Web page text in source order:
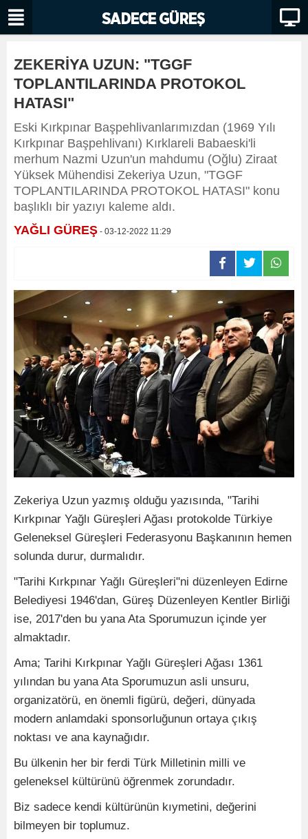
ZEKERİYA UZUN: "TGGF
TOPLANTILARINDA PROTOKOL
HATASI"
Eski Kırkpınar Başpehlivanlarımızdan (1969 Yılı
Kırkpınar Başpehlivanı) Kırklareli Babaeski'li
merhum Nazmi Uzun'un mahdumu (Oğlu) Ziraat
Yüksek Mühendisi Zekeriya Uzun, "TGGF
TOPLANTILARINDA PROTOKOL HATASI" konu
başlıklı bir yazıyı kaleme aldı.
YAĞLI GÜREŞ - 03-12-2022 11:29
Zekeriya Uzun yazmış olduğu yazısında, "Tarihi
Kırkpınar Yağlı Güreşleri Ağası protokolde Türkiye
Geleneksel Güreşleri Federasyonu Başkanının hemen
solunda durur, durmalıdır.
"Tarihi Kırkpınar Yağlı Güreşleri"ni düzenleyen Edirne
Belediyesi 1946'dan, Güreş Düzenleyen Kentler Birliği
ise, 2017'den bu yana Ata Sporumuzun içinde yer
almaktadır.
Ama; Tarihi Kırkpınar Yağlı Güreşleri Ağası 1361
yılından bu yana Ata Sporumuzun asli unsuru,
organizatörü, en önemli figürü, değeri, dünyada
modern anlamdaki sponsorluğunun ortaya çıkış
noktası ve ana kaynağıdır.
Bu ülkenin her bir ferdi Türk Milletinin milli ve
geleneksel kültürünü öğrenmek zorundadır.
Biz sadece kendi kültürünün kıymetini, değerini
bilmeyen bir toplumuz.